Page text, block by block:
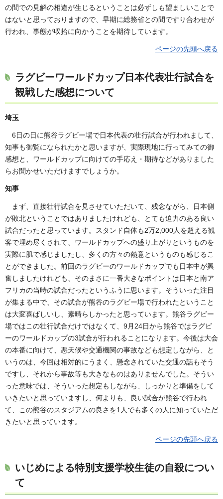
の間での見解の相違が生じるということは必ずしも望ましいことで
はないと思っておりますので、早期に総務省との間ですり合わせが
行われ、事態が収拾に向かうことを期待しています。
ページの先頭へ戻る
ラグビーワールドカップ日本代表壮行試合を
観戦した感想について
埼玉
6日の日に熊谷ラグビー場で日本代表の壮行試合が行われまして、
知事も御覧になられたかと思いますが、実際現地に行ってみての御
感想と、ワールドカップに向けての手応え・期待などがありました
らお聞かせいただけますでしょうか。
知事
まず、直接壮行試合を見させていただいて、残念ながら、日本側
が敗北ということではありましたけれども、とても迫力のある良い
試合だったと思っています。スタンド自体も2万2,000人を超える観
客で埋め尽くされて、ワールドカップへの盛り上がりというものを
実際に肌で感じましたし、多くの方々の熱意というものも感じるこ
とができました。前回のラグビーのワールドカップでも日本中が興
奮しましたけれども、そのまさに一番大きなポイントは日本と南ア
フリカの当時の試合だったというふうに思います。そういった注目
が集まる中で、その試合が熊谷のラグビー場で行われたということ
は大変喜ばしいし、素晴らしかったと思っています。熊谷ラグビー
場ではこの壮行試合だけではなくて、9月24日から熊谷ではラグビ
ーのワールドカップの3試合が行われることになります。今後は大会
の本番に向けて、悪天候や交通機関の事故なども想定しながら、と
いうのは、今回は相対的にうまく、懸念されていた交通の話もそう
ですし、それから事故等も大きなものはありませんでした。そうい
った意味では、そういった想定もしながら、しっかりと準備をして
いきたいと思っていますし、何よりも、良い試合が熊谷で行われ
て、この熊谷のスタジアムの良さを1人でも多くの人に知っていただ
きたいと思っています。
ページの先頭へ戻る
いじめによる特別支援学校生徒の自殺につい
て